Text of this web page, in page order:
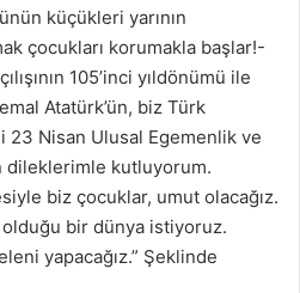
küçükleri yarının
çocukları korumakla başlar!-
105’inci yıldönümü ile
Atatürk’ün, biz Türk
23 Nisan Ulusal Egemenlik ve
dileklerimle kutluyorum.
biz çocuklar, umut olacağız.
olduğu bir dünya istiyoruz.
yapacağız.” Şeklinde